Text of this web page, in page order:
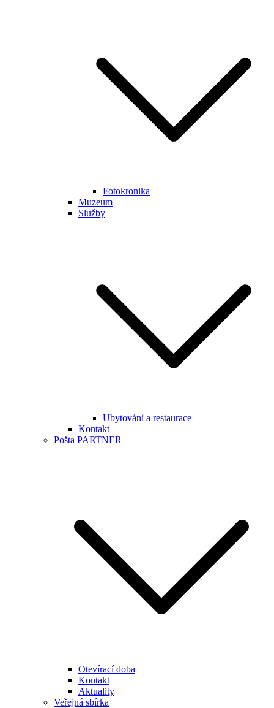
Fotokronika
Muzeum
Služby
Ubytování a restaurace
Kontakt
Pošta PARTNER
Otevírací doba
Kontakt
Aktuality
Veřejná sbírka